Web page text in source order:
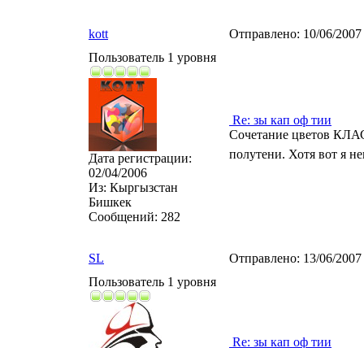
kott Отправлено: 10/06/
Пользователь 1 уровня
Дата регистрации:
02/04/2006
Из: Кыргызстан
Бишкек
Сообщений: 282
Re: зы кап оф тии
Сочетание цветов
полутени. Хотя вот я
SL Отправлено: 13/06/
Пользователь 1 уровня
Re: зы кап оф тии